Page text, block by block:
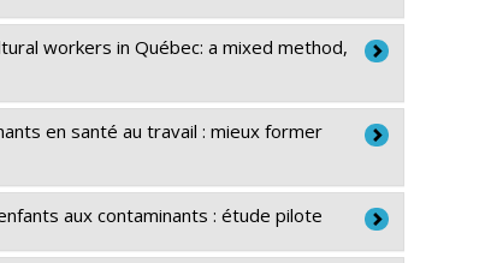
(FQRSC)
workers in Québec: a mixed method,
en santé au travail : mieux former
aux contaminants : étude pilote